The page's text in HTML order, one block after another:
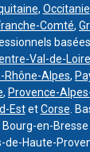
, Occitanie
Comté,
Val-de-Loire
Rhône-Alpes,
, Provence-
EstetCorse.
en-Bresse
de-Haute-